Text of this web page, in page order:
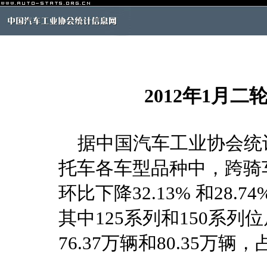
2012年1月二
据中国汽车工业协会统
托车各车型品种中，跨
环比下降32.13% 和
其中125系列和150系列
76.37万辆和80.35万辆，